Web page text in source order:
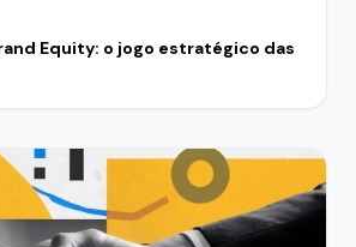
Equity: o jogo estratégico das